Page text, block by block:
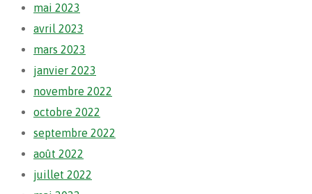
mai 2023
avril 2023
mars 2023
janvier 2023
novembre 2022
octobre 2022
septembre 2022
août 2022
juillet 2022